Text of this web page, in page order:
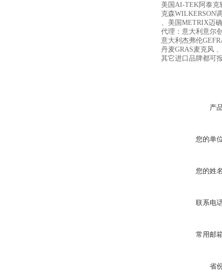
美国AI-TEK阿泰克
克森WILKERSON
、美国METRIX迈确
代理：意大利意尔
意大利杰弗伦
丹麦GRAS麦克风
其它进口品牌都可
产
您的单
您的姓
联系电
常用邮
省